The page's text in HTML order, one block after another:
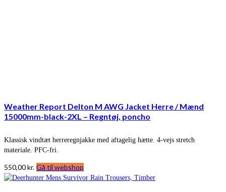
Weather Report Delton M AWG Jacket Herre / Mænd
15000mm-black-2XL – Regntøj, poncho
Klassisk vindtæt herreregnjakke med aftagelig hætte. 4-vejs stretch
materiale. PFC-fri.
550,00kr. Gå til webshop